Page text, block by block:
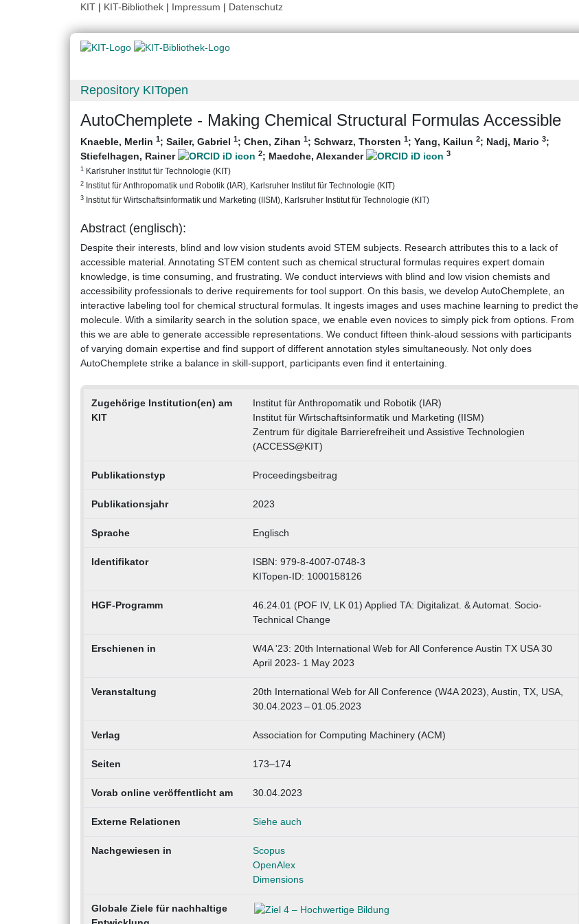
KIT | KIT-Bibliothek | Impressum | Datenschutz
Repository KITopen
AutoChemplete - Making Chemical Structural Formulas Accessible
Knaeble, Merlin 1; Sailer, Gabriel 1; Chen, Zihan 1; Schwarz, Thorsten 1; Yang, Kailun 2; Nadj, Mario 3;
Stiefelhagen, Rainer
2; Maedche, Alexander 3
1 Karlsruher Institut für Technologie (KIT)
2 Institut für Anthropomatik und Robotik (IAR), Karlsruher Institut für Technologie (KIT)
3 Institut für Wirtschaftsinformatik und Marketing (IISM), Karlsruher Institut für Technologie (KIT)
Abstract (englisch):
Despite their interests, blind and low vision students avoid STEM subjects. Research attributes this to a lack of
accessible material. Annotating STEM content such as chemical structural formulas requires expert domain
knowledge, is time consuming, and frustrating. We conduct interviews with blind and low vision chemists and
accessibility professionals to derive requirements for tool support. On this basis, we develop AutoChemplete, an
interactive labeling tool for chemical structural formulas. It ingests images and uses machine learning to predict the
molecule. With a similarity search in the solution space, we enable even novices to simply pick from options. From
this we are able to generate accessible representations. We conduct fifteen think-aloud sessions with participants
of varying domain expertise and find support of different annotation styles simultaneously. Not only does
AutoChemplete strike a balance in skill-support, participants even find it entertaining.
Zugehörige Institution(en) am
KIT
Institut für Anthropomatik und Robotik (IAR)
Institut für Wirtschaftsinformatik und Marketing (IISM)
Zentrum für digitale Barrierefreiheit und Assistive Technologien
(ACCESS@KIT)
Publikationstyp Proceedingsbeitrag
Publikationsjahr 2023
Sprache Englisch
Identifikator
ISBN: 979-8-4007-0748-3
KITopen-ID: 1000158126
HGF-Programm
46.24.01 (POF IV, LK 01) Applied TA: Digitalizat. & Automat. Socio-
Technical Change
Erschienen in
W4A '23: 20th International Web for All Conference Austin TX USA 30
April 2023- 1 May 2023
Veranstaltung
20th International Web for All Conference (W4A 2023), Austin, TX, USA,
30.04.2023 – 01.05.2023
Verlag Association for Computing Machinery (ACM)
Seiten 173–174
Vorab online veröffentlicht am 30.04.2023
Externe Relationen Siehe auch
Nachgewiesen in
Scopus
OpenAlex
Dimensions
Globale Ziele für nachhaltige